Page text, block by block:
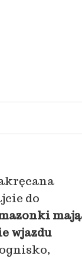
do
mają
wjazdu